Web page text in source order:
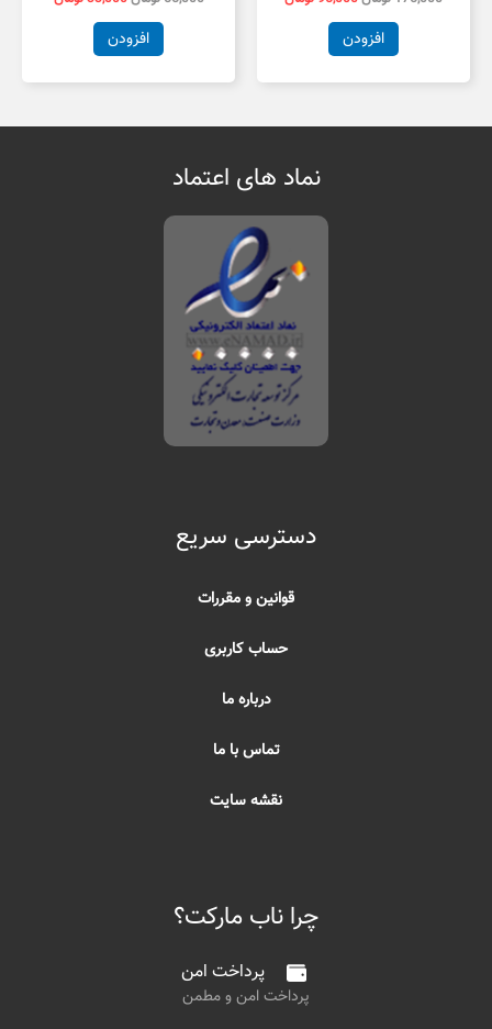
افزودن افزودن
نماد های اعتماد
دسترسی سریع
قوانین و مقررات
حساب کاربری
درباره ما
تماس با ما
نقشه سایت
چرا ناب مارکت؟
پرداخت امن
پرداخت امن و مطمن